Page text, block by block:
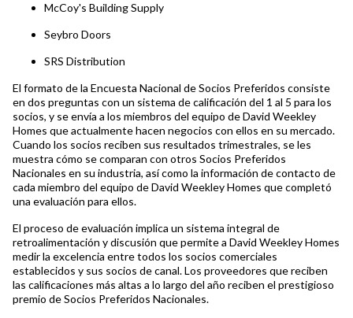
McCoy's Building Supply
Seybro Doors
SRS Distribution
El formato de la Encuesta Nacional de Socios Preferidos consiste
en dos preguntas con un sistema de calificación del 1 al 5 para los
socios, y se envía a los miembros del equipo de David Weekley
Homes que actualmente hacen negocios con ellos en su mercado.
Cuando los socios reciben sus resultados trimestrales, se les
muestra cómo se comparan con otros Socios Preferidos
Nacionales en su industria, así como la información de contacto de
cada miembro del equipo de David Weekley Homes que completó
una evaluación para ellos.
El proceso de evaluación implica un sistema integral de
retroalimentación y discusión que permite a David Weekley Homes
medir la excelencia entre todos los socios comerciales
establecidos y sus socios de canal. Los proveedores que reciben
las calificaciones más altas a lo largo del año reciben el prestigioso
premio de Socios Preferidos Nacionales.